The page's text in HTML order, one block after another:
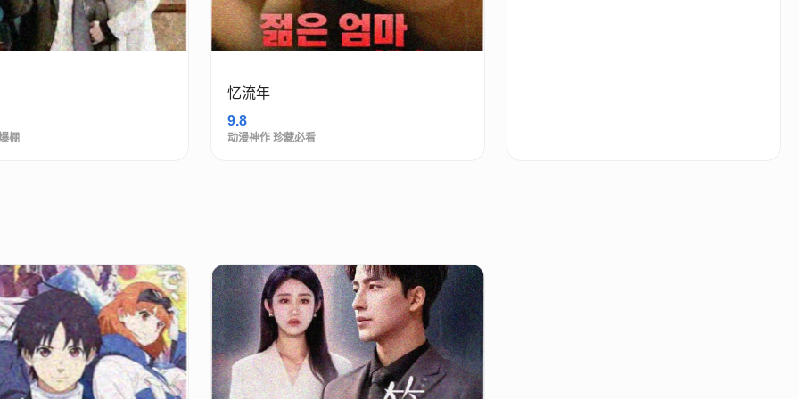
棚
忆流年
9.8
动漫神作 珍藏必看